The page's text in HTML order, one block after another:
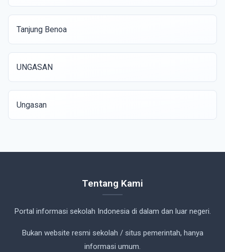
Tanjung Benoa
UNGASAN
Ungasan
Tentang Kami
Portal informasi sekolah Indonesia di dalam dan luar negeri.
Bukan website resmi sekolah / situs pemerintah, hanya
informasi umum.